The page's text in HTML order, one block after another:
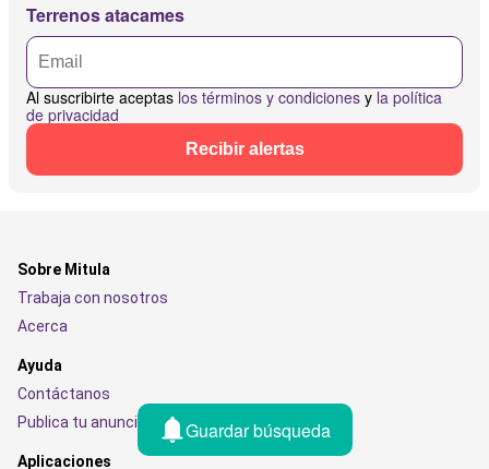
Terrenos atacames
Al suscribirte aceptas los términos y condiciones y la política
de privacidad
Recibir alertas
Guardar búsqueda
Sobre Mitula
Trabaja con nosotros
Acerca
Ayuda
Contáctanos
Publica tu anuncio
Aplicaciones